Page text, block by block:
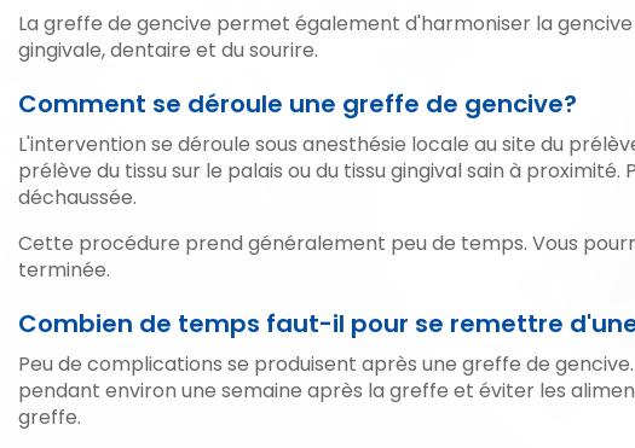
La greffe de gencive permet également d'harmoniser la
gingivale, dentaire et du sourire.
Comment se déroule une greffe de gencive?
L'intervention se déroule sous anesthésie locale au site du
prélève du tissu sur le palais ou du tissu gingival sain à
déchaussée.
Cette procédure prend généralement peu de temps. Vous
terminée.
Combien de temps faut-il pour se remettre
Peu de complications se produisent après une greffe de
pendant environ une semaine après la greffe et éviter les
greffe.